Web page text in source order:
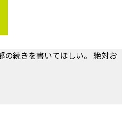
の続きを書いてほしい。 絶対お